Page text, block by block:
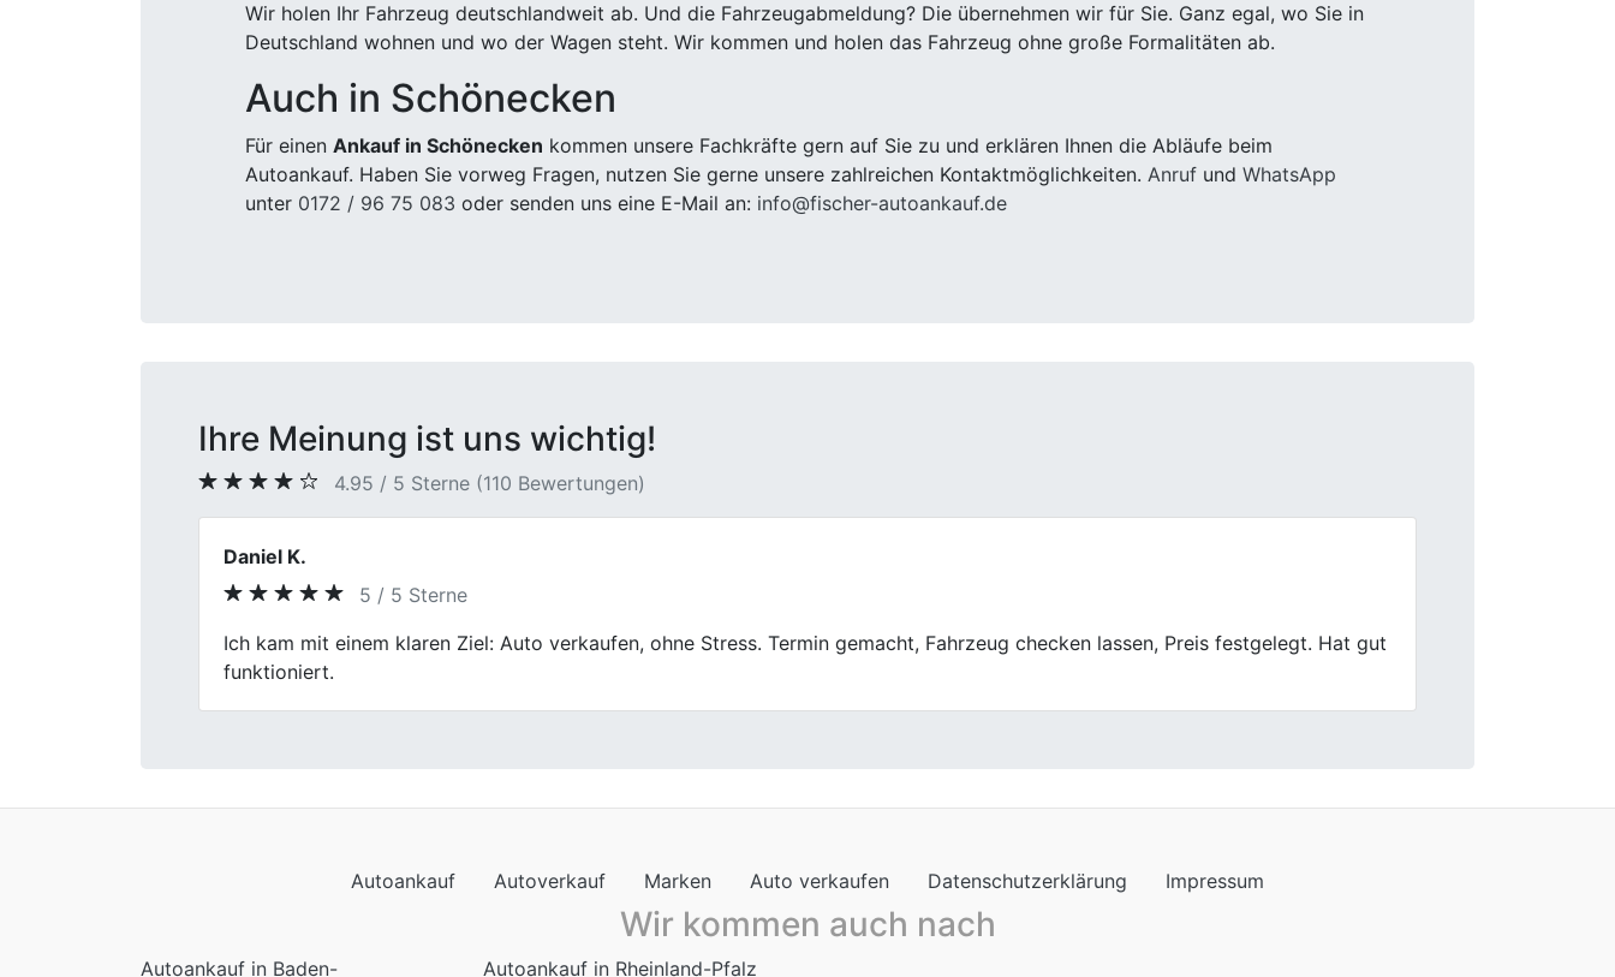
Wir holen Ihr Fahrzeug deutschlandweit ab. Und die Fahrzeugabmeldung? Die übernehmen wir für Sie. Ganz egal, wo Sie in
Deutschland wohnen und wo der Wagen steht. Wir kommen und holen das Fahrzeug ohne große Formalitäten ab.
Auch in Schönecken
Für einen Ankauf in Schönecken kommen unsere Fachkräfte gern auf Sie zu und erklären Ihnen die Abläufe beim
Autoankauf. Haben Sie vorweg Fragen, nutzen Sie gerne unsere zahlreichen Kontaktmöglichkeiten. Anruf und WhatsApp
unter 0172 / 96 75 083 oder senden uns eine E-Mail an: info@fischer-autoankauf.de
Ihre Meinung ist uns wichtig!
4.95 / 5 Sterne (110 Bewertungen)
Tim Hoffmann
5 / 5 Sterne
Autoverkauf bei Fischer Autoankauf war einfach und stressfrei. Die Leute waren nett und die Bewertung war gerecht. Ging alles
flott.
Autoankauf Autoverkauf Marken Auto verkaufen Datenschutzerklärung Impressum
Wir kommen auch nach
Autoankauf in Baden- Autoankauf in Rheinland-Pfalz